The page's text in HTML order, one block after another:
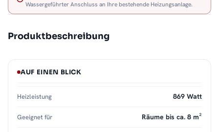
Wassergeführter Anschluss an Ihre bestehende Heizungsanlage.
Produktbeschreibung
AUF EINEN BLICK
Heizleistung 869 Watt
Geeignet für Räume bis ca. 8 m²